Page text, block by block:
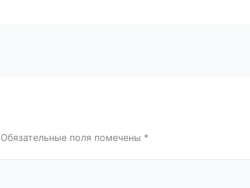
Обязательные поля помечены *